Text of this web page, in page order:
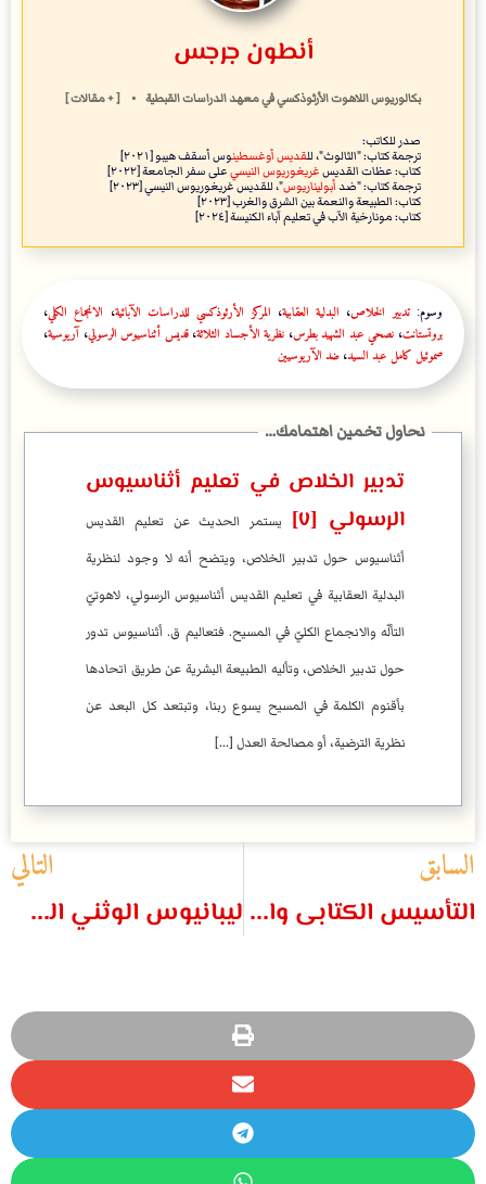
أنطون جرجس
بكالوريوس اللاهوت اﻷرثوذكسيفيمعهد الدراسات القبطية • [ + مقالات ]
صدر للكاتب:
ترجمة كتاب: "الثالوث"، للقديس أوغسطينوس أسقف هيبو [٢٠٢١]
كتاب: عظات القديسغريغوريوس النيسيعلى سفر الجامعة [٢٠٢٢]
ترجمة كتاب: "ضدأبوليناريوس"، للقديس غريغوريوس النيسي [٢٠٢٣]
كتاب: الطبيعة والنعمة بين الشرق والغرب [٢٠٢٣]
كتاب: مونارخية الآب في تعليم آباء الكنيسة [٢٠٢٤]
وسوم:تدبير الخلاص، البدلية العقابية، المركز الأرثوذكسي للدراسات الآبائية، الانجماع الكلي،
بروتستانت، نصحي عبد الشهيد بطرس، نظرية الأجساد الثلاثة،قديس أثناسيوس الرسولي، آريوسية،
صموئيل كامل عبد السيد، ضد الآريوسيين
تدبير الخلاص في تعليم أثناسيوس
الرسولي [٧]
يستمر الحديث عن تعليم القديس
أثناسيوس حول تدبير الخلاص، ويتضح أنه لا وجود لنظرية
البدلية العقابية في تعليم القديس أثناسيوس الرسولي، لاهوتيّ
التألّه والانجماع الكليّ في المسيح. فتعاليم ق. أثناسيوس تدور
حول تدبير الخلاص، وتأليه الطبيعة البشرية عن طريق اتحادها
بأقنوم الكلمة في المسيح يسوع ربنا، وتبتعد كل البعد عن
نظرية الترضية، أو مصالحة العدل [...]
السابق
التأسيس الكتابى والأطر الكنسية
التالي
ليبانيوس الوثني السوري الأنطاكي